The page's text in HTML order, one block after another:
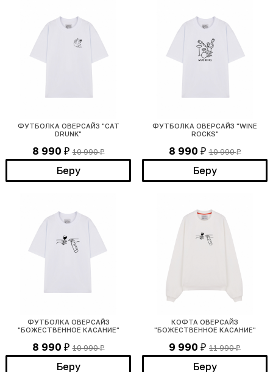
ФУТБОЛКА ОВЕРСАЙЗ "CAT
DRUNK"
8 990 ₽ 10 990₽
Беру
ФУТБОЛКА ОВЕРСАЙЗ "WINE
ROCKS"
8 990 ₽ 10 990₽
Беру
ФУТБОЛКА ОВЕРСАЙЗ
"БОЖЕСТВЕННОЕ КАСАНИЕ"
8 990 ₽ 10 990₽
Беру
КОФТА ОВЕРСАЙЗ
"БОЖЕСТВЕННОЕ КАСАНИЕ"
9 990 ₽ 11 990₽
Беру